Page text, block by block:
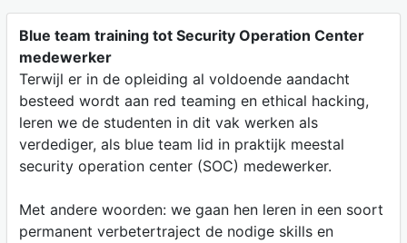
Blue team training tot Security Operation Center
medewerker
Terwijl er in de opleiding al voldoende aandacht
besteed wordt aan red teaming en ethical hacking,
leren we de studenten in dit vak werken als
verdediger, als blue team lid in praktijk meestal
security operation center (SOC) medewerker.
Met andere woorden: we gaan hen leren in een soort
permanent verbetertraject de nodige skills en